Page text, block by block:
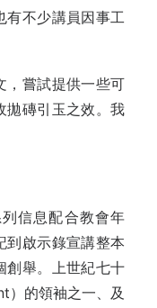
有不少講員因事工
，嘗試提供一些可
拋磚引玉之效。我
信息配合教會年
到啟示錄宣講整本
創舉。上世紀七十
的領袖之一、及